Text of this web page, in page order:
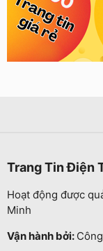
Trang Tin Điện
Hoạt động được
Minh
Vận hành bởi: